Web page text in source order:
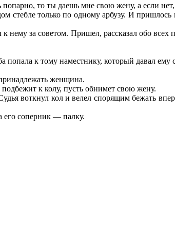
то ты даешь мне свою жену, а если
стебле только по одному арбузу. И
за советом. Пришел, рассказал обо
к тому наместнику, который давал ему
женщина.
к колу, пусть обнимет свою жену.
воткнул кол и велел спорящим бежать
его соперник — палку.